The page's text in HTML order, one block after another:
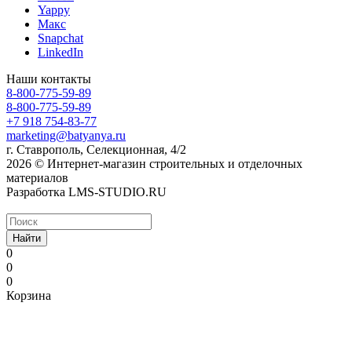
Yappy
Макс
Snapchat
LinkedIn
Наши контакты
8-800-775-59-89
8-800-775-59-89
+7 918 754-83-77
marketing@batyanya.ru
г. Ставрополь, Селекционная, 4/2
2026 © Интернет-магазин строительных и отделочных
материалов
Разработка LMS-STUDIO.RU
Найти
0
0
0
Корзина